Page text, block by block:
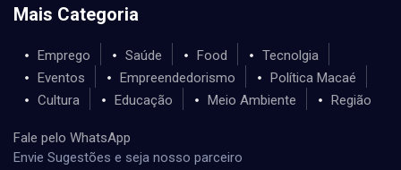
Mais Categoria
Emprego Saúde Food
Tecnolgia
Eventos
Empreendedorismo
Política Macaé
Cultura
Educação Meio Ambiente Região
Fale pelo WhatsApp
Envie Sugestões e seja nosso parceiro